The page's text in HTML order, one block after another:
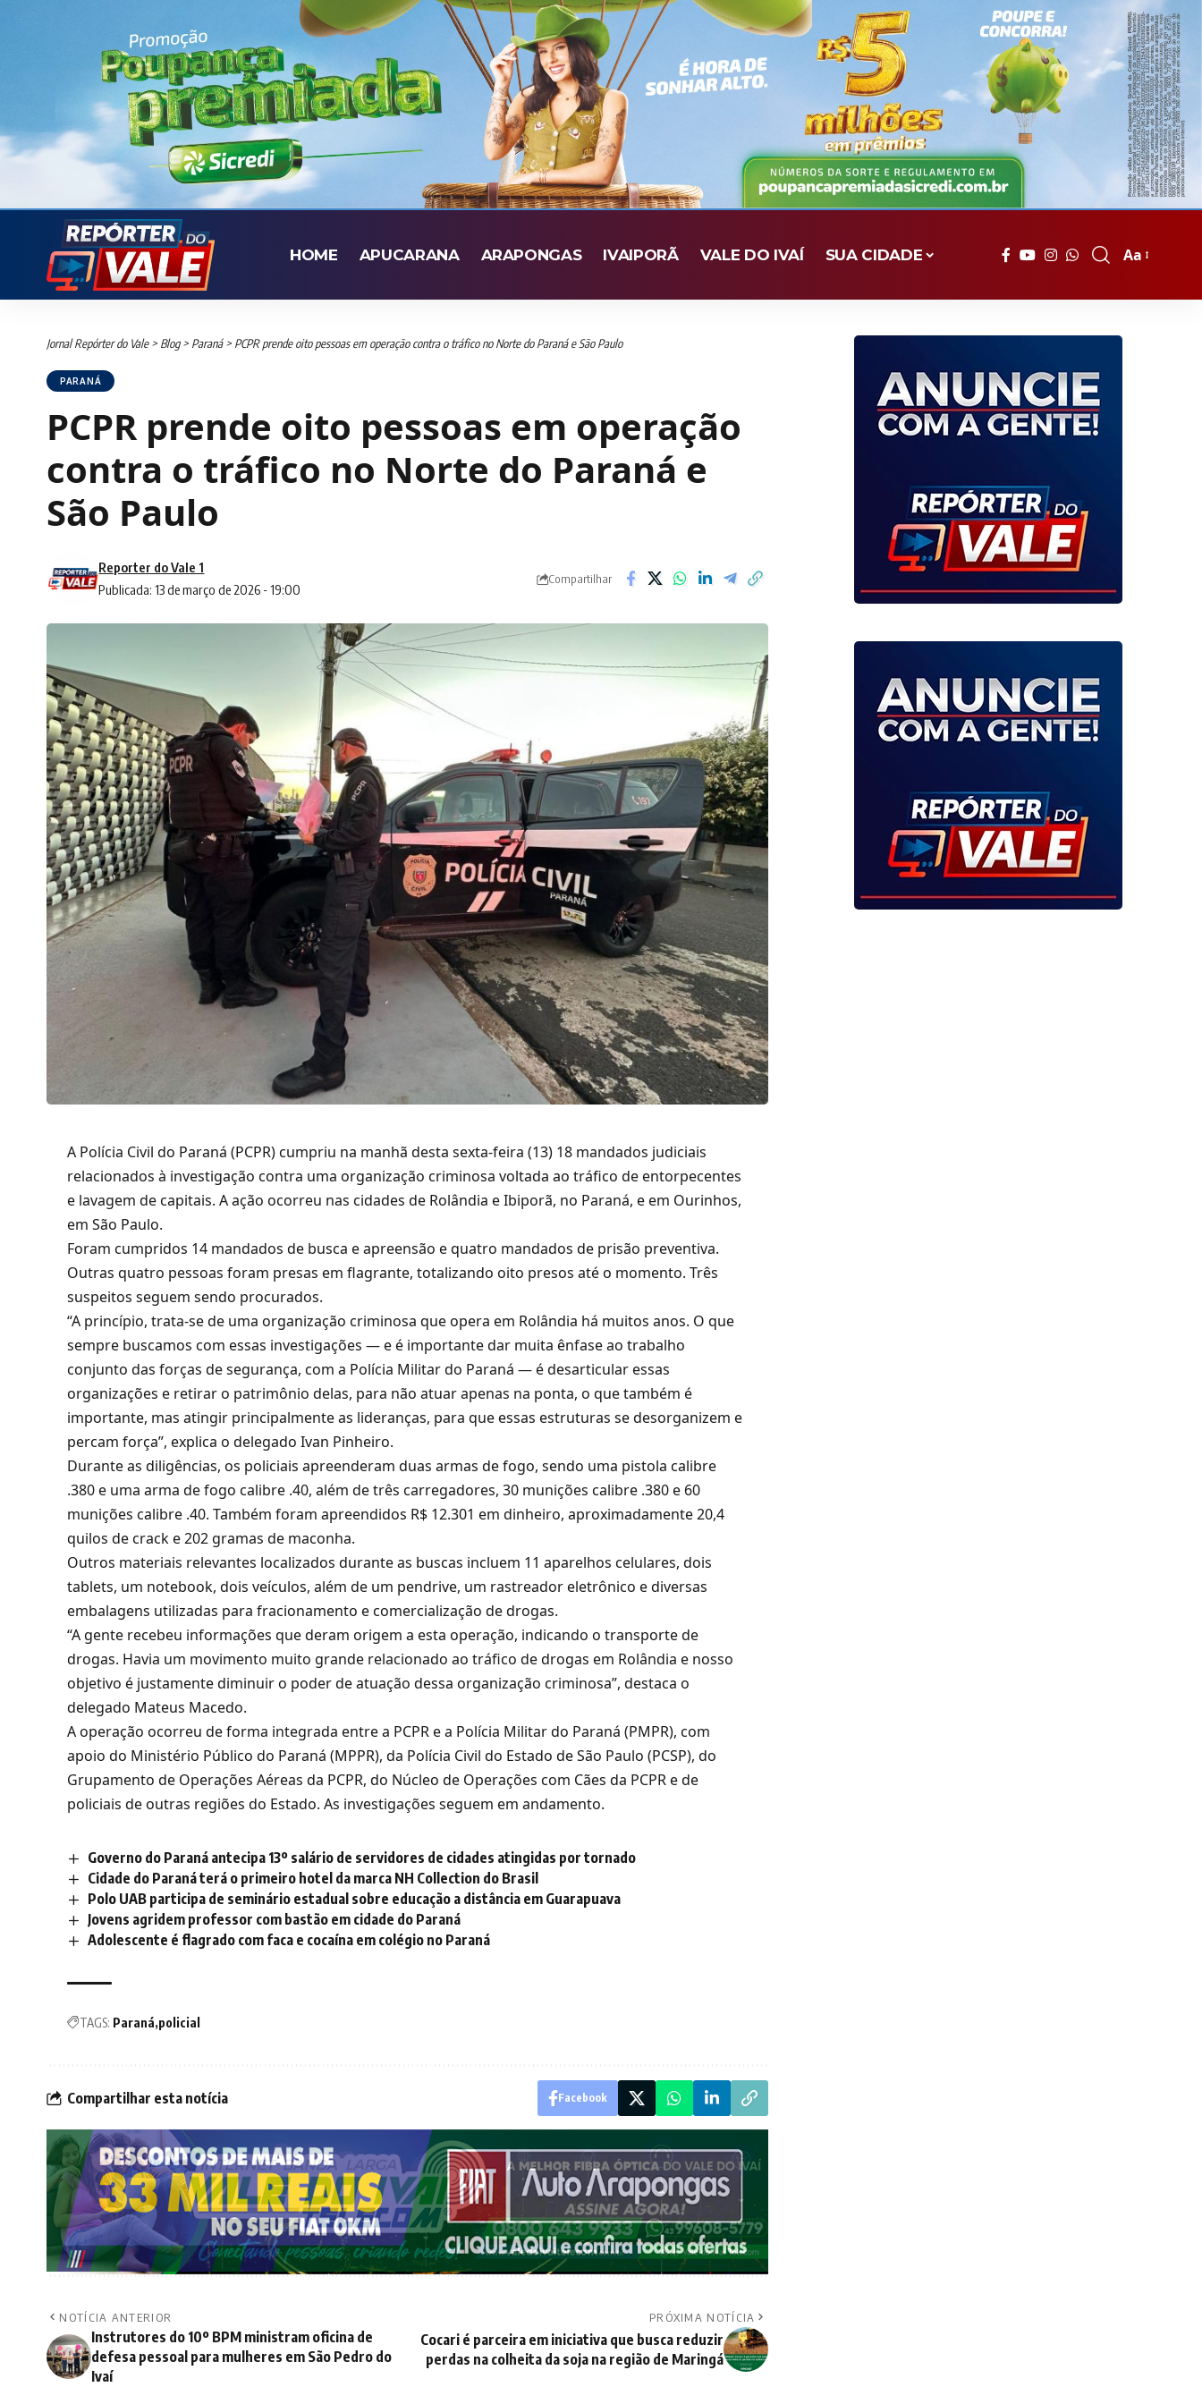
HOME APUCARANA ARAPONGAS IVAIPORÃ VALE DO IVAÍ SUA CIDADE
Font
Aa
Jornal Repórter do Vale> Blog> Paraná> PCPR prende oito pessoas em operação contra o tráfico no Norte do Paraná e São Paulo
PARANÁ
PCPR prende oito pessoas em operação
contra o tráfico no Norte do Paraná e
São Paulo
Publicada: 13 de março de 2026 - 19:00
Reporter do Vale 1
Compartilhar
A Polícia Civil do Paraná (PCPR) cumpriu na manhã desta sexta-feira (13) 18 mandados judiciais
relacionados à investigação contra uma organização criminosa voltada ao tráfico de entorpecentes
e lavagem de capitais. A ação ocorreu nas cidades de Rolândia e Ibiporã, no Paraná, e em Ourinhos,
em São Paulo.
Foram cumpridos 14 mandados de busca e apreensão e quatro mandados de prisão preventiva.
Outras quatro pessoas foram presas em flagrante, totalizando oito presos até o momento. Três
suspeitos seguem sendo procurados.
“A princípio, trata-se de uma organização criminosa que opera em Rolândia há muitos anos. O que
sempre buscamos com essas investigações — e é importante dar muita ênfase ao trabalho
conjunto das forças de segurança, com a Polícia Militar do Paraná — é desarticular essas
organizações e retirar o patrimônio delas, para não atuar apenas na ponta, o que também é
importante, mas atingir principalmente as lideranças, para que essas estruturas se desorganizem e
percam força”, explica o delegado Ivan Pinheiro.
Durante as diligências, os policiais apreenderam duas armas de fogo, sendo uma pistola calibre
.380 e uma arma de fogo calibre .40, além de três carregadores, 30 munições calibre .380 e 60
munições calibre .40. Também foram apreendidos R$ 12.301 em dinheiro, aproximadamente 20,4
quilos de crack e 202 gramas de maconha.
Outros materiais relevantes localizados durante as buscas incluem 11 aparelhos celulares, dois
tablets, um notebook, dois veículos, além de um pendrive, um rastreador eletrônico e diversas
embalagens utilizadas para fracionamento e comercialização de drogas.
“A gente recebeu informações que deram origem a esta operação, indicando o transporte de
drogas. Havia um movimento muito grande relacionado ao tráfico de drogas em Rolândia e nosso
objetivo é justamente diminuir o poder de atuação dessa organização criminosa”, destaca o
delegado Mateus Macedo.
A operação ocorreu de forma integrada entre a PCPR e a Polícia Militar do Paraná (PMPR), com
apoio do Ministério Público do Paraná (MPPR), da Polícia Civil do Estado de São Paulo (PCSP), do
Grupamento de Operações Aéreas da PCPR, do Núcleo de Operações com Cães da PCPR e de
policiais de outras regiões do Estado. As investigações seguem em andamento.
Governo do Paraná antecipa 13º salário de servidores de cidades atingidas por tornado
Cidade do Paraná terá o primeiro hotel da marca NH Collection do Brasil
Polo UAB participa de seminário estadual sobre educação a distância em Guarapuava
Jovens agridem professor com bastão em cidade do Paraná
Adolescente é flagrado com faca e cocaína em colégio no Paraná
TAGS: Paraná policial
Compartilhar esta notícia Facebook
NOTÍCIA ANTERIOR
Instrutores do 10º BPM ministram oficina de
defesa pessoal para mulheres em São Pedro do
Ivaí
PRÓXIMA NOTÍCIA
Cocari é parceira em iniciativa que busca reduzir
perdas na colheita da soja na região de Maringá